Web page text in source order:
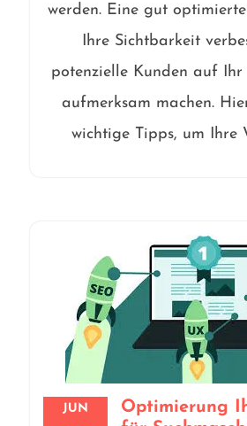
werden. Eine gut
Ihre Sichtbarkeit
potenzielle Kunden auf Ihr
aufmerksam machen.
wichtige Tipps, um Ihre
JUN
Optimierung